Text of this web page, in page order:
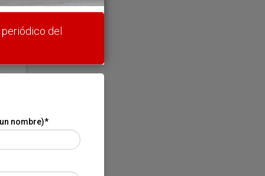
del
nombre)*